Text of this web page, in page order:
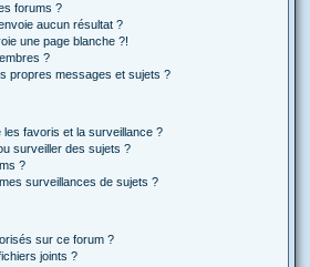
forums ?
aucun résultat ?
une page blanche ?!
?
propres messages et sujets ?
favoris et la surveillance ?
surveiller des sujets ?
?
surveillances de sujets ?
sur ce forum ?
joints ?